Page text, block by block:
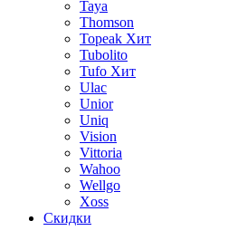
Taya
Thomson
Topeak Хит
Tubolito
Tufo Хит
Ulac
Unior
Uniq
Vision
Vittoria
Wahoo
Wellgo
Xoss
Скидки